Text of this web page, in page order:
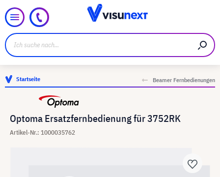
Startseite Beamer Fernbedienungen
Optoma Ersatzfernbedienung für 3752RK
Artikel-Nr.: 1000035762